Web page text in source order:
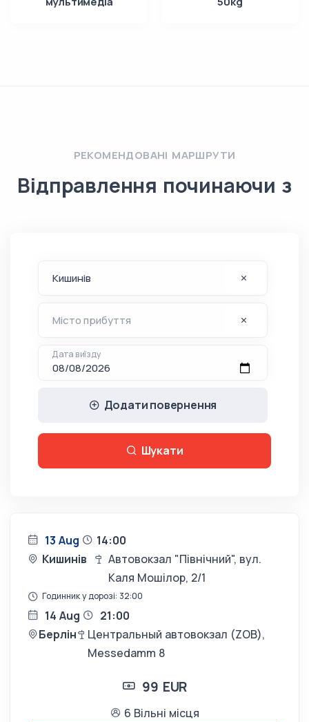
РЕКОМЕНДОВАНІ МАРШРУТИ
Відправлення починаючи з
Дата виїзду
Додати повернення
Шукати
13 Aug
14:00
Кишинів
Автовокзал "Північний", вул.
Каля Мошілор, 2/1
Годинник у дорозі: 32:00
14 Aug
21:00
Берлін
Центральный автовокзал (ZOB),
Messedamm 8
99 EUR
6 Вільні місця